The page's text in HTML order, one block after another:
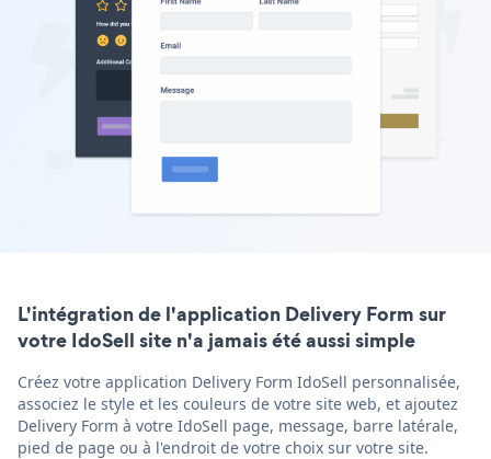
L'intégration de l'application Delivery Form sur
votre IdoSell site n'a jamais été aussi simple
Créez votre application Delivery Form IdoSell personnalisée,
associez le style et les couleurs de votre site web, et ajoutez
Delivery Form à votre IdoSell page, message, barre latérale,
pied de page ou à l'endroit de votre choix sur votre site.